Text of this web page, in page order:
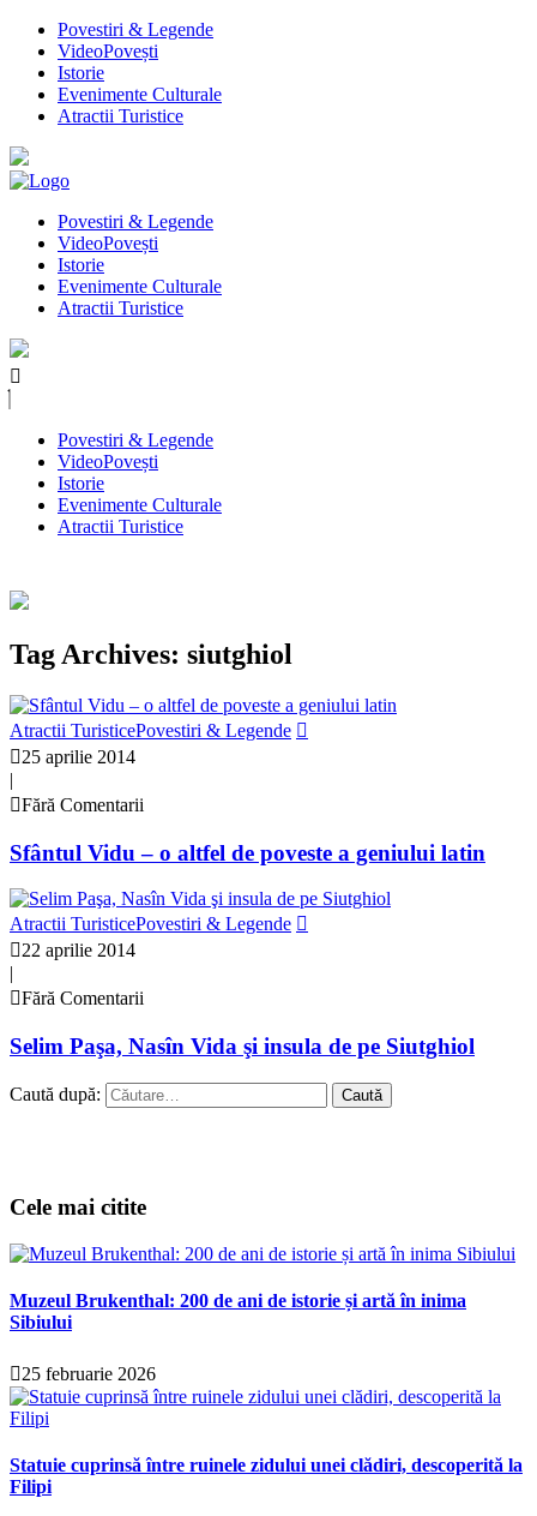
Povestiri & Legende
VideoPovești
Istorie
Evenimente Culturale
Atractii Turistice
Povestiri & Legende
VideoPovești
Istorie
Evenimente Culturale
Atractii Turistice
Povestiri & Legende
VideoPovești
Istorie
Evenimente Culturale
Atractii Turistice
Tag Archives: siutghiol
Atractii TuristicePovestiri & Legende
25 aprilie 2014
|
Fără Comentarii
Sfântul Vidu – o altfel de poveste a geniului latin
Atractii TuristicePovestiri & Legende
22 aprilie 2014
|
Fără Comentarii
Selim Paşa, Nasîn Vida şi insula de pe Siutghiol
Caută după:
Cele mai citite
Muzeul Brukenthal: 200 de ani de istorie și artă în inima
Sibiului
25 februarie 2026
Statuie cuprinsă între ruinele zidului unei clădiri, descoperită la
Filipi